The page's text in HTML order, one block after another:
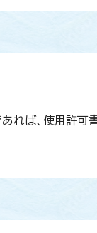
ば、使用許可書